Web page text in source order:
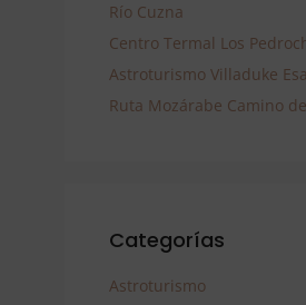
Río Cuzna
Centro Termal Los
Astroturismo Villaduke
Ruta Mozárabe Camino
Categorías
Astroturismo